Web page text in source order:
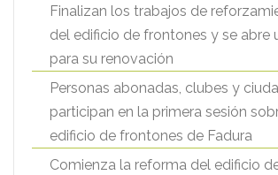
Finalizan los trabajos de
del edificio de frontones y se abre
para su renovación
Personas abonadas, clubes y
participan en la primera sesión
edificio de frontones de Fadura
Comienza la reforma del edificio